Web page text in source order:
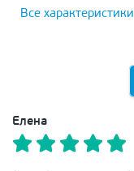
Все характеристики
Елена